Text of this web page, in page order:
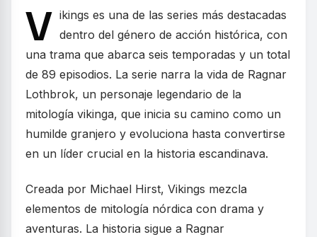
V ikings es una de las series más destacadas
dentro del género de acción histórica, con
una trama que abarca seis temporadas y un total
de 89 episodios. La serie narra la vida de Ragnar
Lothbrok, un personaje legendario de la
mitología vikinga, que inicia su camino como un
humilde granjero y evoluciona hasta convertirse
en un líder crucial en la historia escandinava.
Creada por Michael Hirst, Vikings mezcla
elementos de mitología nórdica con drama y
aventuras. La historia sigue a Ragnar